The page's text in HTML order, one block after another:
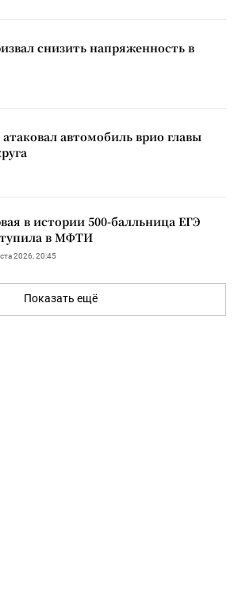
снизить напряженность в
автомобиль врио главы
в истории 500-балльница ЕГЭ
в МФТИ
2026, 20:45
Показать ещё